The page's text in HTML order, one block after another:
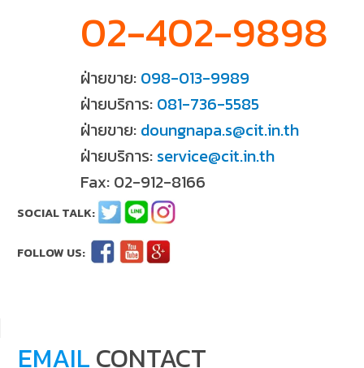
02-402-9898
ฝ่ายขาย: 098-013-9989
ฝ่ายบริการ: 081-736-5585
ฝ่ายขาย: doungnapa.s@cit.in.th
ฝ่ายบริการ: service@cit.in.th
Fax: 02-912-8166
EMAILCONTACT